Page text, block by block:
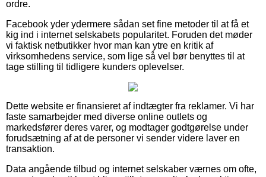
ordre.
Facebook yder ydermere sådan set fine metoder til at få et
kig ind i internet selskabets popularitet. Foruden det møder
vi faktisk netbutikker hvor man kan ytre en kritik af
virksomhedens service, som lige så vel bør benyttes til at
tage stilling til tidligere kunders oplevelser.
Dette website er finansieret af indtægter fra reklamer. Vi har
faste samarbejder med diverse online outlets og
markedsfører deres varer, og modtager godtgørelse under
forudsætning af at de personer vi sender videre laver en
transaktion.
Data angående tilbud og internet selskaber værnes om ofte,